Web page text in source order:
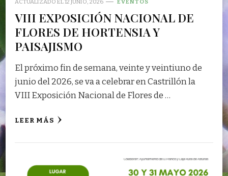
ACTUALIZADO EL12 JUNIO, 2026 EVENTOS
VIII EXPOSICIÓN NACIONAL DE
FLORES DE HORTENSIA Y
PAISAJISMO
El próximo fin de semana, veinte y veintiuno de
junio del 2026, se va a celebrar en Castrillón la
VIII Exposición Nacional de Flores de …
LEER MÁS